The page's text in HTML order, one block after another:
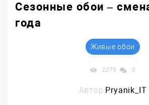
Сезонные обои –
года
Живые обои
2279 0
Автор:Pryanik_IT